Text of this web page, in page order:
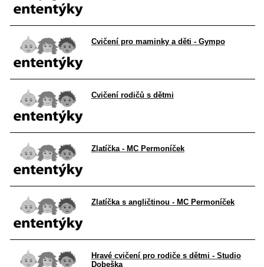
Cvičení pro maminky a děti - Gympo
Cvičení rodičů s dětmi
Zlatíčka - MC Permoníček
Zlatíčka s angličtinou - MC Permoníček
Hravé cvičení pro rodiče s dětmi - Studio
Dobeška